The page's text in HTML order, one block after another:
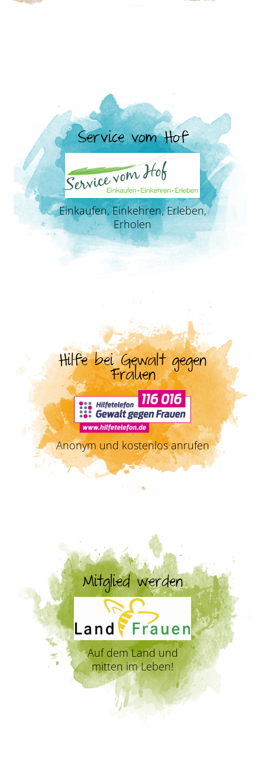
Service vom Hof
Einkaufen, Einkehren, Erleben,
Erholen
Hilfe bei Gewalt gegen
Frauen
Anonym und kostenlos anrufen
Mitglied werden
Auf dem Land und
mitten im Leben!